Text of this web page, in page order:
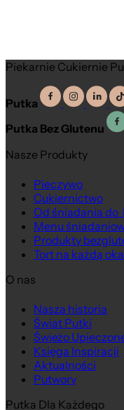
Piekarnie Cukiernie
Putka
Putka Bez Glutenu
Nasze Produkty
Pieczywo
Cukiernictwo
Od śniadania do
Menu
Produkty
Tort na każdą
O nas
Nasza historia
Świat Putki
Świeżo
Księga Inspiracji
Aktualności
Putwory
Putka Dla Każdego